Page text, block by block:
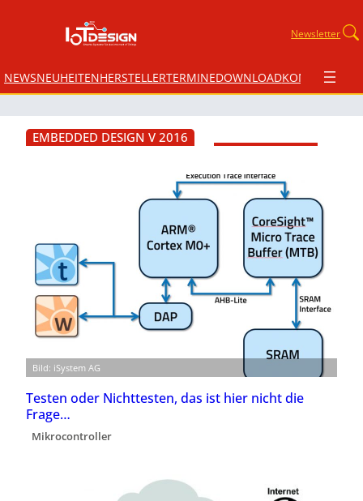
Newsletter
NEWSNEUHEITENHERSTELLERTERMINEDOWNLOADKONTAKT
EMBEDDED DESIGN V 2016
Bild: iSystem AG
Testen oder Nichttesten, das ist hier nicht die
Frage…
Mikrocontroller